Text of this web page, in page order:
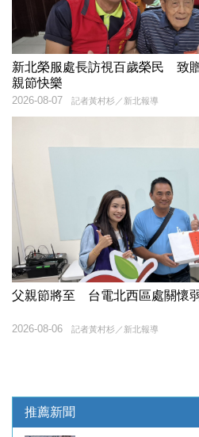
新北榮服處長訪視百歲榮民 致
親節快樂
記者黃村杉／新北報導
2026-08-07
父親節將至 台電北西區處關懷
記者黃村杉／新北報導
2026-08-06
推薦新聞